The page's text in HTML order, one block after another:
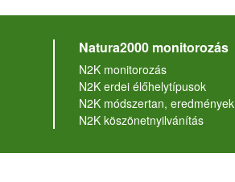
Natura2000 monitorozás
N2K monitorozás
N2K erdei élőhelytípusok
N2K módszertan, eredmények
N2K köszönetnyilvánítás